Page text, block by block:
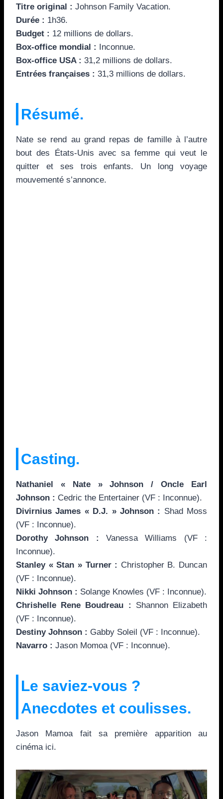
Titre original : Johnson Family Vacation.
Durée : 1h36.
Budget : 12 millions de dollars.
Box-office mondial : Inconnue.
Box-office USA : 31,2 millions de dollars.
Entrées françaises : 31,3 millions de dollars.
Résumé.
Nate se rend au grand repas de famille à l’autre
bout des États-Unis avec sa femme qui veut le
quitter et ses trois enfants. Un long voyage
mouvementé s’annonce.
Casting.
Nathaniel « Nate » Johnson / Oncle Earl
Johnson : Cedric the Entertainer (VF : Inconnue).
Divirnius James « D.J. » Johnson : Shad Moss
(VF : Inconnue).
Dorothy Johnson : Vanessa Williams (VF :
Inconnue).
Stanley « Stan » Turner : Christopher B. Duncan
(VF : Inconnue).
Nikki Johnson : Solange Knowles (VF : Inconnue).
Chrishelle Rene Boudreau : Shannon Elizabeth
(VF : Inconnue).
Destiny Johnson : Gabby Soleil (VF : Inconnue).
Navarro : Jason Momoa (VF : Inconnue).
Le saviez-vous ?
Anecdotes et coulisses.
Jason Mamoa fait sa première apparition au
cinéma ici.